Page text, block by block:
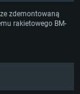
zdemontowaną
rakietowego BM-